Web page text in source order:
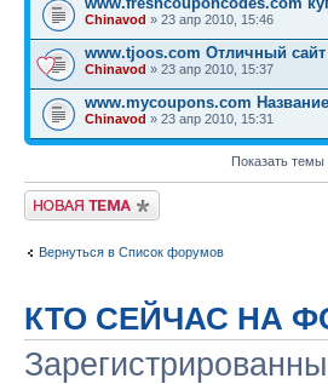
Chinavod » 23 апр 2010, 15:46
www.tjoos.com Отличный
Chinavod » 23 апр 2010, 15:37
www.mycoupons.com
Chinavod » 23 апр 2010, 15:31
Показать темы
Начать новую тему
Вернуться в Список форумов
КТО СЕЙЧАС НА